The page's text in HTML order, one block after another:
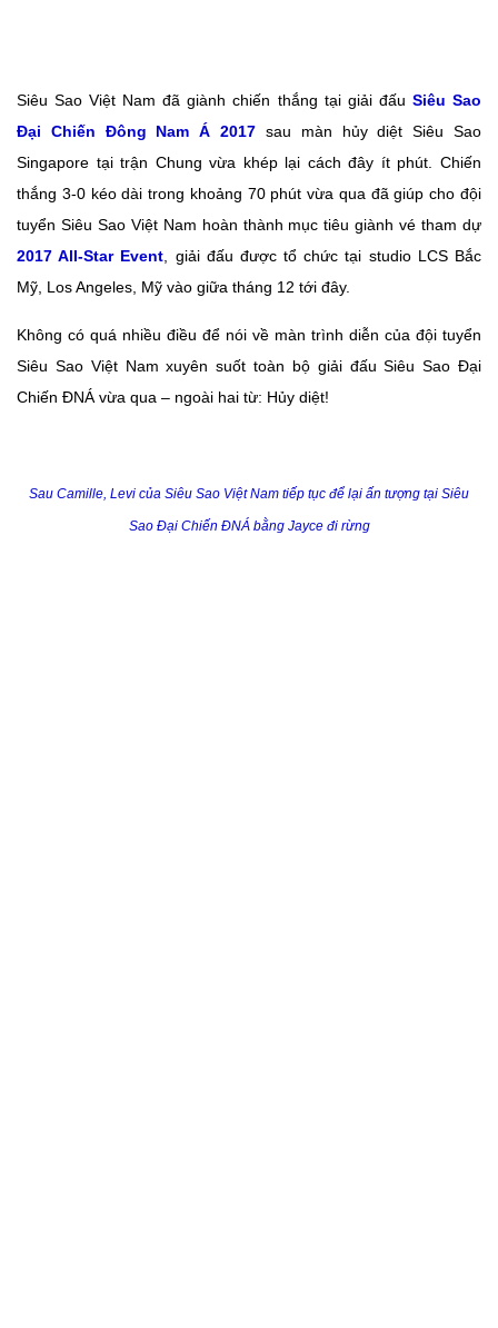
Siêu Sao Việt Nam đã giành chiến thắng tại giải đấu Siêu Sao
Đại Chiến Đông Nam Á 2017 sau màn hủy diệt Siêu Sao
Singapore tại trận Chung vừa khép lại cách đây ít phút. Chiến
thắng 3-0 kéo dài trong khoảng 70 phút vừa qua đã giúp cho đội
tuyển Siêu Sao Việt Nam hoàn thành mục tiêu giành vé tham dự
2017 All-Star Event , giải đấu được tổ chức tại studio LCS Bắc
Mỹ, Los Angeles, Mỹ vào giữa tháng 12 tới đây.
Không có quá nhiều điều để nói về màn trình diễn của đội tuyển
Siêu Sao Việt Nam xuyên suốt toàn bộ giải đấu Siêu Sao Đại
Chiến ĐNÁ vừa qua – ngoài hai từ: Hủy diệt!
Sau Camille, Levi của Siêu Sao Việt Nam tiếp tục để lại ấn tượng tại Siêu
Sao Đại Chiến ĐNÁ bằng Jayce đi rừng